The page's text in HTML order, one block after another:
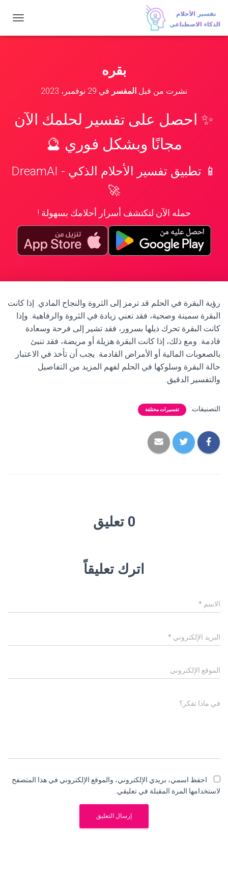
ب
ل
بقره
نشرت من قبل المفسر في 29 نوفمبر، 2023
✨ احصل على تفسير لحلمك الآن
مجانًا وبشكل فوري 🔮
📱 تطبيق تفسير الأحلام الذكي - DreamAI
🚀
حمله الآن لتكتشف أسرار أحلامك بسهولة !
رؤية البقرة في الحلم قد ترمز إلى الثروة والنجاح المادي. إذا كانت
البقرة سمينة وصحية، فقد تعني زيادة في الثروة والرفاهية. وإذا
كانت البقرة تحرك ذيلها بسرور، فقد تشير إلى فرحة وسعادة
قادمة. ومع ذلك، إذا كانت البقرة هزيلة أو مريضة، فقد تنبئ
بالصعوبات المالية أو الأمراض القادمة. يجب أن تأخذ في الاعتبار
حالة البقرة وسلوكها في الحلم لفهم المزيد من التفاصيل
والتفسير الدقيق.
التصنيفات: تفسيرات مختلفة
0 تعليق
اترك تعليقاً
الاسم *
البريد الإلكتروني *
الموقع الإلكتروني
في ماذا تفكر؟
احفظ اسمي، بريدي الإلكتروني، والموقع الإلكتروني في هذا المتصفح
لاستخدامها المرة المقبلة في تعليقي.